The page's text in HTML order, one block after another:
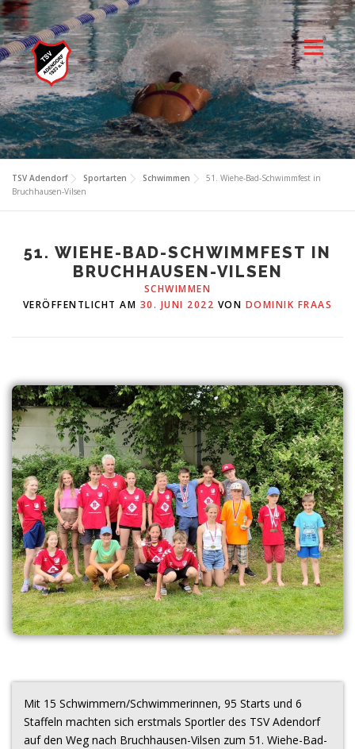
Zum
Inhalt
springen
Menü
TSV Adendorf Sportarten Schwimmen
51. Wiehe-Bad-Schwimmfest in
Bruchhausen-Vilsen
51. WIEHE-BAD-SCHWIMMFEST IN
BRUCHHAUSEN-VILSEN
SCHWIMMEN
VERÖFFENTLICHT AM 30. JUNI 2022 VON DOMINIK FRAAS
Mit 15 Schwimmern/Schwimmerinnen, 95 Starts und 6
Staffeln machten sich erstmals Sportler des TSV Adendorf
auf den Weg nach Bruchhausen-Vilsen zum 51. Wiehe-Bad-